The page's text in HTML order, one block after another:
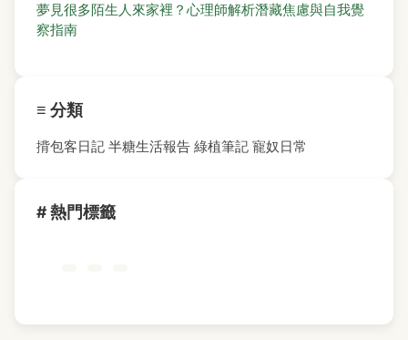
夢見很多陌生人來家裡？心理師解析潛藏焦慮與自我覺
察指南
≡ 分類
揹包客日記 半糖生活報告 綠植筆記 寵奴日常
# 熱門標籤